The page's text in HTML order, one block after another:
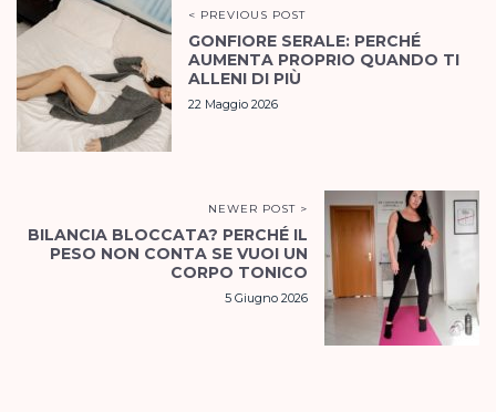
< PREVIOUS POST
GONFIORE SERALE: PERCHÉ
AUMENTA PROPRIO QUANDO TI
ALLENI DI PIÙ
22 Maggio 2026
NEWER POST >
BILANCIA BLOCCATA? PERCHÉ IL
PESO NON CONTA SE VUOI UN
CORPO TONICO
5 Giugno 2026